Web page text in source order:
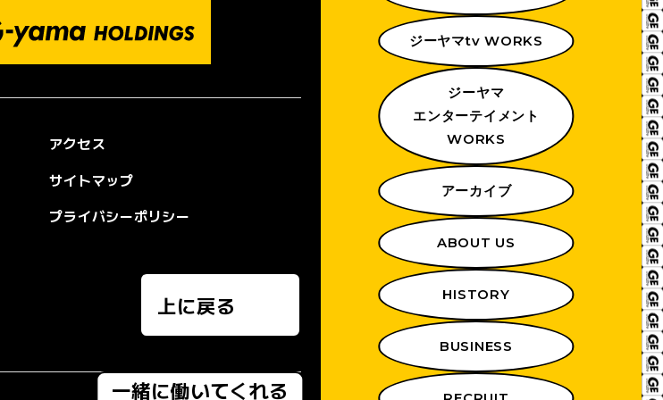
ジーヤマtv WORKS
ジーヤマ
エンターテイメント
WORKS
アーカイブ
ABOUT US
HISTORY
BUSINESS
一緒に働いてくれる
アクセス
サイトマップ
プライバシーポリシー
上に戻る